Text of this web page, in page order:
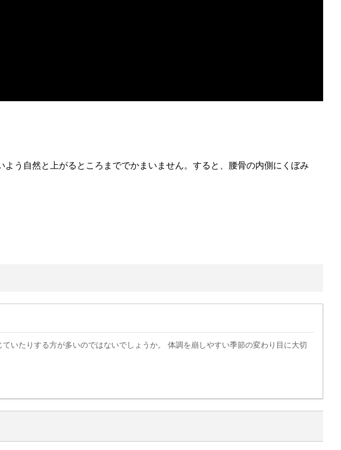
う自然と上がるところまででかまいません。 すると、腰骨の内側にくぼみ
いたりする方が多いのではないでしょうか。 体調を崩しやすい季節の変わり目に大切